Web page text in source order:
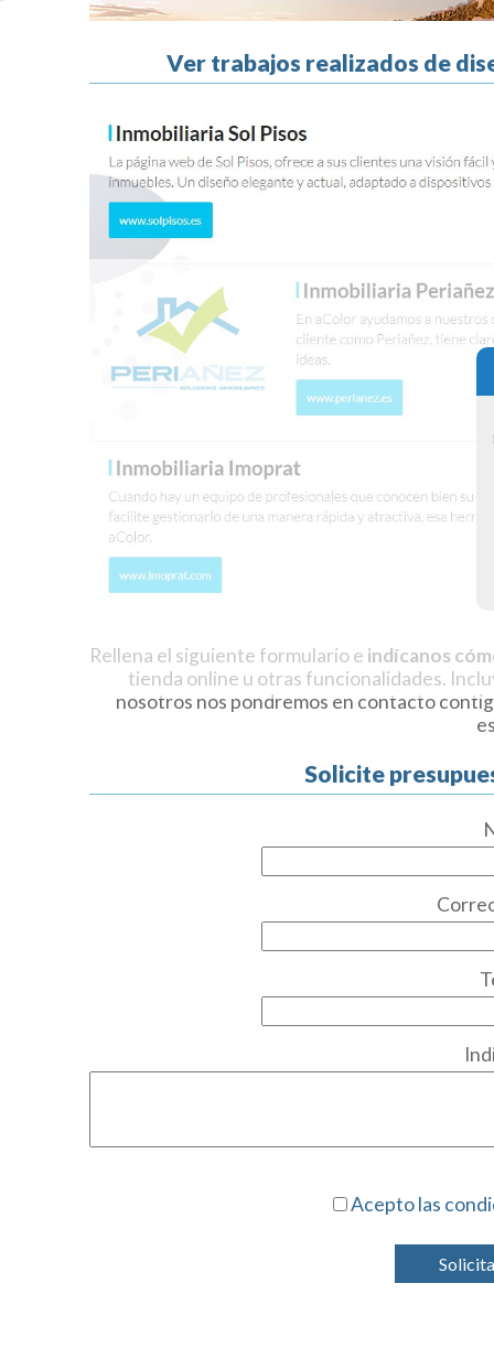
Ver trabajos realizados de
Rellena el siguiente formulario e indícanos
tienda online u otras funcionalidades.
nosotros nos pondremos en contacto
Solicite
Acepto las